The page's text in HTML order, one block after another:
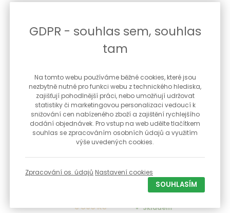
Extra sleva s kódem
200-2ER + Dárek zdarma
Pánské hodinky Casio G-SHOCK s Bluetooth
propojením k mobilnímu telefonu, krokom...
3 890 Kč Skladem
GDPR - souhlas sem, souhlas
tam
Na tomto webu používáme běžné cookies, které jsou
nezbytně nutné pro funkci webu z technického hlediska,
zajišťují pohodlnější práci, nebo umožňují udržovat
statistiky či marketingovou personalizaci vedoucí k
snižování cen nabízeného zboží a zajištění rychlejšího
dodání objednávek. Pro vstup na web udělte tlačítkem
souhlas se zpracováním osobních údajů a využitím
výše uvedených cookies.
Zpracování os. údajů Nastavení cookies
SOUHLASÍM